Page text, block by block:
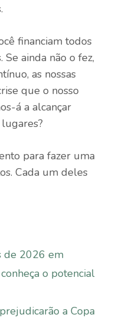
financiam todos
ainda não o fez,
as nossas
que o nosso
á a alcançar
para fazer uma
Cada um deles
de 2026 em
o potencial
a Copa